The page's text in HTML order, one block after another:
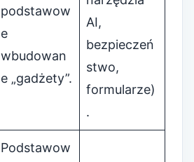
podstawow
e
wbudowan
e „gadżety”.
AI,
bezpieczeń
stwo,
formularze)
.
Podstawow